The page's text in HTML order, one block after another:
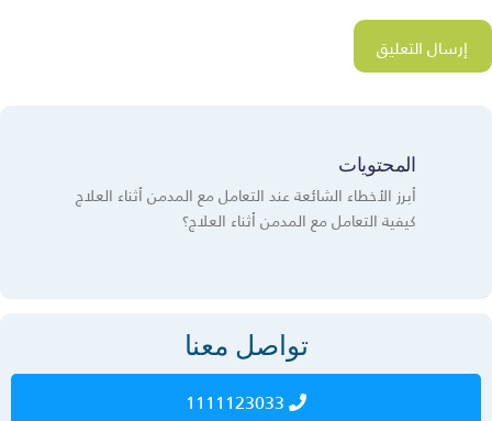
المحتويات
أبرز الأخطاء الشائعة عند التعامل مع المدمن أثناء العلاج
كيفية التعامل مع المدمن أثناء العلاج؟
تواصل معنا
1111123033